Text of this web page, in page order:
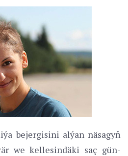
bejergisini alýan näsagyň
we kellesindäki saç gün-